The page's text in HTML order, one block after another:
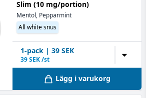
Slim (10 mg/portion)
Mentol, Pepparmint
All white snus
1-pack | 39 SEK
39SEK /st
▼
Lägg i varukorg